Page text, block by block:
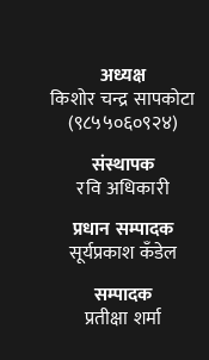
अध्यक्ष
किशोर चन्द्र सापकोटा
(९८५५०६०९२४)
संस्थापक
रवि अधिकारी
प्रधान सम्पादक
सूर्यप्रकाश कँडेल
सम्पादक
प्रतीक्षा शर्मा